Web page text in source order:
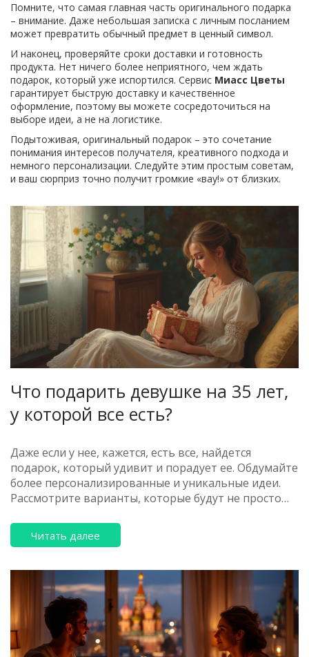
Помните, что самая главная часть оригинального подарка
– внимание. Даже небольшая записка с личным посланием
может превратить обычный предмет в ценный символ.
И наконец, проверяйте сроки доставки и готовность
продукта. Нет ничего более неприятного, чем ждать
подарок, который уже испортился. Сервис Миасс Цветы
гарантирует быструю доставку и качественное
оформление, поэтому вы можете сосредоточиться на
выборе идеи, а не на логистике.
Подытоживая, оригинальный подарок – это сочетание
понимания интересов получателя, креативного подхода и
немного персонализации. Следуйте этим простым советам,
и ваш сюрприз точно получит громкие «вау!» от близких.
Что подарить девушке на 35 лет,
у которой все есть?
Даже если у нее, кажется, есть все, найдется
подарок, который удивит и порадует ее. Обдумайте
более персонализированные и уникальные идеи.
Рассмотрите варианты, которые будут не просто
предложены несколько свежих и нестандартных
идей, которые подскажут, как выбрать идеальный
Читать далее